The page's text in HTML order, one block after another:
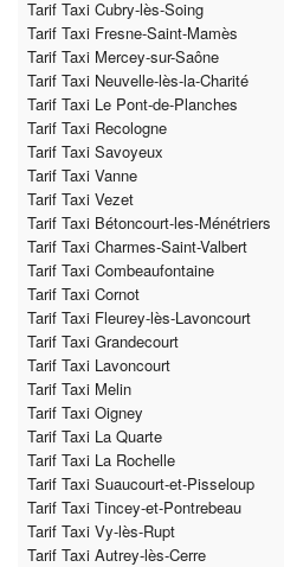
Tarif Taxi Cubry-lès-Soing
Tarif Taxi Fresne-Saint-Mamès
Tarif Taxi Mercey-sur-Saône
Tarif Taxi Neuvelle-lès-la-Charité
Tarif Taxi Le Pont-de-Planches
Tarif Taxi Recologne
Tarif Taxi Savoyeux
Tarif Taxi Vanne
Tarif Taxi Vezet
Tarif Taxi Bétoncourt-les-Ménétriers
Tarif Taxi Charmes-Saint-Valbert
Tarif Taxi Combeaufontaine
Tarif Taxi Cornot
Tarif Taxi Fleurey-lès-Lavoncourt
Tarif Taxi Grandecourt
Tarif Taxi Lavoncourt
Tarif Taxi Melin
Tarif Taxi Oigney
Tarif Taxi La Quarte
Tarif Taxi La Rochelle
Tarif Taxi Suaucourt-et-Pisseloup
Tarif Taxi Tincey-et-Pontrebeau
Tarif Taxi Vy-lès-Rupt
Tarif Taxi Autrey-lès-Cerre